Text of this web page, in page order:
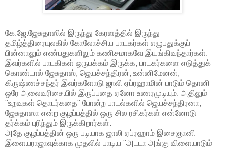
கே.ஜே.ஜேசுதாஸில் இருந்து கேரளத்தில் இருந்து
தமிழ்த்திரையுலகில் கோலோச்சிய பாடகர்கள் எழுபதுக்குப்
பின்னாலும் எண்பதுகளிலும் கணிசமாகவே இயங்கிவந்தார்கள்.
இவர்களில் பாடகிகள் ஒருபக்கம் இருக்க, பாடகர்களை எடுத்துக்
கொண்டால் ஜேசுதாஸ், ஜெயச்சந்திரன், உன்னிமேனன்,
கிருஷ்ணச்சந்தர் இவர்களோடு ஜாலி ஏப்ரஹாமின் பாடும் தொனி
ஒரே அலைவரிசையில் இருப்பதை ஏனோ உணரமுடியும். அதிலும்
"உறவுகள் தொடர்கதை" போன்ற பாடல்களில் ஜெயச்சந்திரனா,
ஜேசுதாஸா என்ற குழப்பத்தில் ஒரு சில ரசிகர்கள் என்னோடு
தர்க்கம் புரிந்தும் இருக்கிறார்கள்.
அதே குழப்பத்தின் ஒரு படியாக ஜாலி ஏப்ரஹாம் இசைஞானி
இளையராஜாவுக்காக முதலில் பாடிய "அடடா அங்கு விளையாடும்